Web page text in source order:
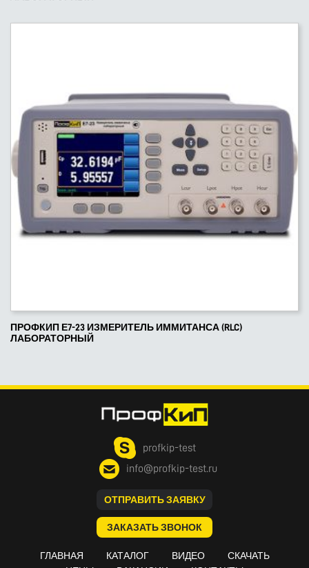
ПРОФКИП Е7-23 ИЗМЕРИТЕЛЬ ИММИТАНСА (RLC)
ЛАБОРАТОРНЫЙ
profkip-test
info@profkip-test.ru
ОТПРАВИТЬ ЗАЯВКУ
ЗАКАЗАТЬ ЗВОНОК
ГЛАВНАЯ КАТАЛОГ ВИДЕО
СКАЧАТЬ